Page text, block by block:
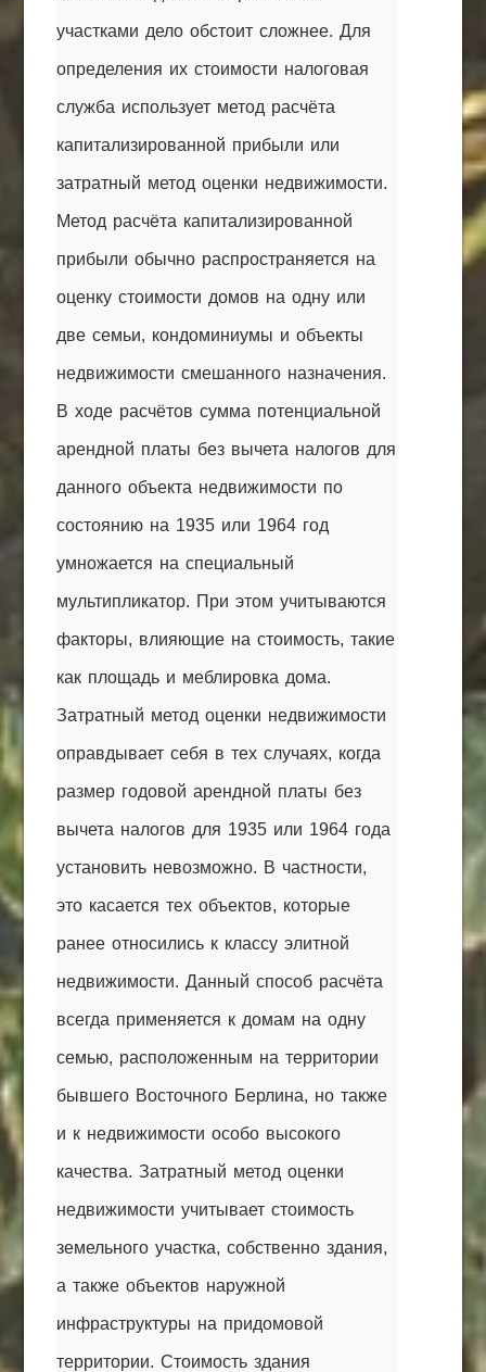
участками дело обстоит сложнее. Для
определения их стоимости налоговая
служба использует метод расчёта
капитализированной прибыли или
затратный метод оценки недвижимости.
Метод расчёта капитализированной
прибыли обычно распространяется на
оценку стоимости домов на одну или
две семьи, кондоминиумы и объекты
недвижимости смешанного назначения.
В ходе расчётов сумма потенциальной
арендной платы без вычета налогов для
данного объекта недвижимости по
состоянию на 1935 или 1964 год
умножается на специальный
мультипликатор. При этом учитываются
факторы, влияющие на стоимость, такие
как площадь и меблировка дома.
Затратный метод оценки недвижимости
оправдывает себя в тех случаях, когда
размер годовой арендной платы без
вычета налогов для 1935 или 1964 года
установить невозможно. В частности,
это касается тех объектов, которые
ранее относились к классу элитной
недвижимости. Данный способ расчёта
всегда применяется к домам на одну
семью, расположенным на территории
бывшего Восточного Берлина, но также
и к недвижимости особо высокого
качества. Затратный метод оценки
недвижимости учитывает стоимость
земельного участка, собственно здания,
а также объектов наружной
инфраструктуры на придомовой
территории. Стоимость здания